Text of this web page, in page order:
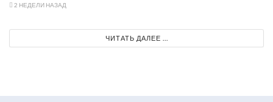
2 НЕДЕЛИ НАЗАД
ЧИТАТЬ ДАЛЕЕ ...